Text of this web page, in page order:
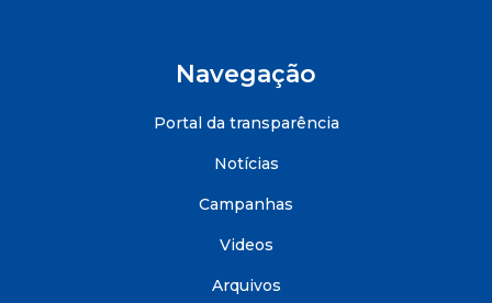
Navegação
Portal da transparência
Notícias
Campanhas
Videos
Arquivos